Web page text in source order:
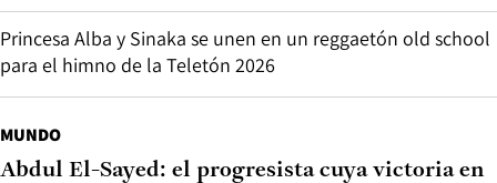
Princesa Alba y Sinaka se unen en un reggaetón old school
para el himno de la Teletón 2026
MUNDO
Abdul El-Sayed: el progresista cuya victoria en